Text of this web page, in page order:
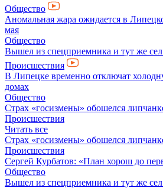
Общество
Аномальная жара ожидается в
мая
Общество
Вышел из спецприемника и тут же
Происшествия
В Липецке временно отключат
домах
Общество
Страх «госизмены» обошелся
Происшествия
Читать все
Страх «госизмены» обошелся
Происшествия
Сергей Курбатов: «План хорош до
Общество
Вышел из спецприемника и тут же